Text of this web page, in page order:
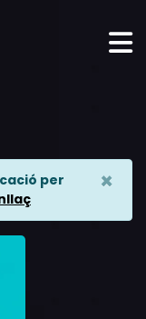
per
×